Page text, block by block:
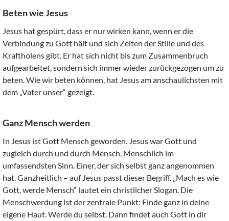
Beten wie Jesus
Jesus hat gespürt, dass er nur wirken kann, wenn er die
Verbindung zu Gott hält und sich Zeiten der Stille und des
Kraftholens gibt. Er hat sich nicht bis zum Zusammenbruch
aufgearbeitet, sondern sich immer wieder zurückgezogen um zu
beten. Wie wir beten können, hat Jesus am anschaulichsten mit
dem „Vater unser“ gezeigt.
Ganz Mensch werden
In Jesus ist Gott Mensch geworden. Jesus war Gott und
zugleich durch und durch Mensch. Menschlich im
umfassendsten Sinn. Einer, der sich selbst ganz angenommen
hat. Ganzheitlich – auf Jesus passt dieser Begriff. „Mach es wie
Gott, werde Mensch“ lautet ein christlicher Slogan. Die
Menschwerdung ist der zentrale Punkt: Finde ganz in deine
eigene Haut. Werde du selbst. Dann findet auch Gott in dir